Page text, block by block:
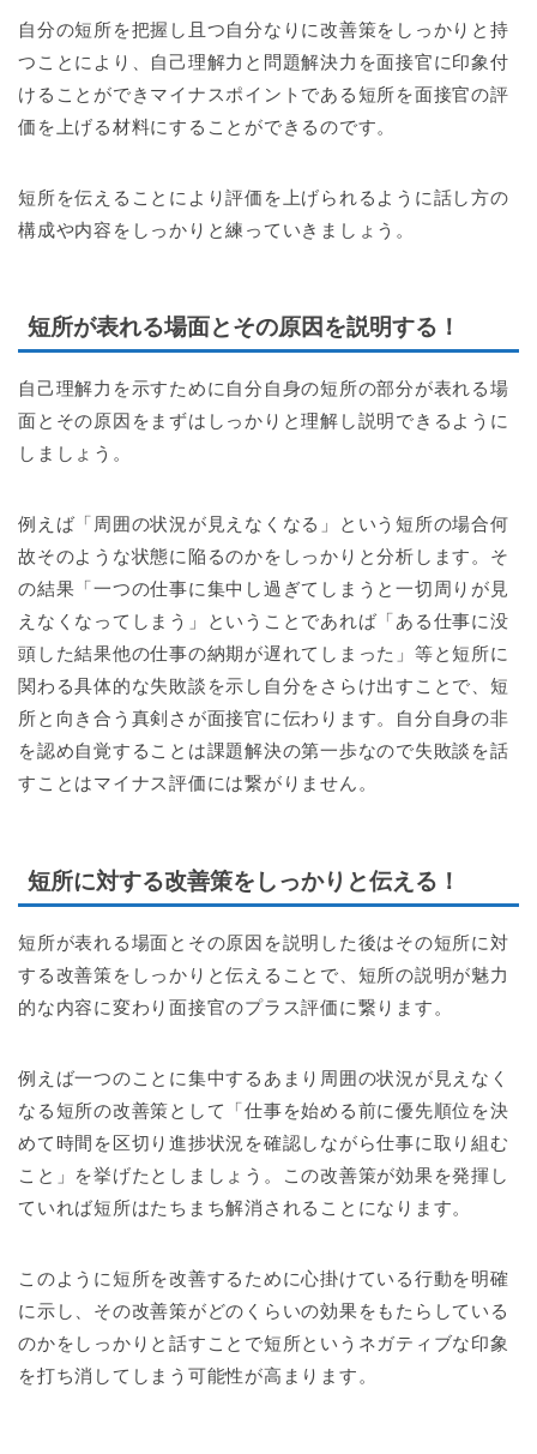
自分の短所を把握し且つ自分なりに改善策をしっかりと持
つことにより、自己理解力と問題解決力を面接官に印象付
けることができマイナスポイントである短所を面接官の評
価を上げる材料にすることができるのです。
短所を伝えることにより評価を上げられるように話し方の
構成や内容をしっかりと練っていきましょう。
短所が表れる場面とその原因を説明する！
自己理解力を示すために自分自身の短所の部分が表れる場
面とその原因をまずはしっかりと理解し説明できるように
しましょう。
例えば「周囲の状況が見えなくなる」という短所の場合何
故そのような状態に陥るのかをしっかりと分析します。そ
の結果「一つの仕事に集中し過ぎてしまうと一切周りが見
えなくなってしまう」ということであれば「ある仕事に没
頭した結果他の仕事の納期が遅れてしまった」等と短所に
関わる具体的な失敗談を示し自分をさらけ出すことで、短
所と向き合う真剣さが面接官に伝わります。自分自身の非
を認め自覚することは課題解決の第一歩なので失敗談を話
すことはマイナス評価には繋がりません。
短所に対する改善策をしっかりと伝える！
短所が表れる場面とその原因を説明した後はその短所に対
する改善策をしっかりと伝えることで、短所の説明が魅力
的な内容に変わり面接官のプラス評価に繋ります。
例えば一つのことに集中するあまり周囲の状況が見えなく
なる短所の改善策として「仕事を始める前に優先順位を決
めて時間を区切り進捗状況を確認しながら仕事に取り組む
こと」を挙げたとしましょう。この改善策が効果を発揮し
ていれば短所はたちまち解消されることになります。
このように短所を改善するために心掛けている行動を明確
に示し、その改善策がどのくらいの効果をもたらしている
のかをしっかりと話すことで短所というネガティブな印象
を打ち消してしまう可能性が高まります。